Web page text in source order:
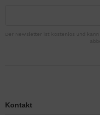
Der Newsletter ist kostenlos und
Kontakt